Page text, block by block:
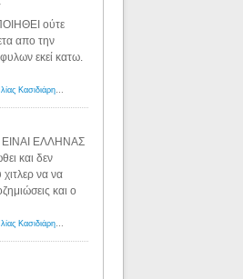
ούτε
απο την
εκεί κατω.
Αμερικανοί ρατσιστές αναρωτιούνται αν ο Ηλίας Κασιδιάρης ανήκει στη λευκή φυλή... - Λόγιος Ερμής
ΕΙΝΑΙ ΕΛΛΗΝΑΣ
και δεν
να να
και ο
Αμερικανοί ρατσιστές αναρωτιούνται αν ο Ηλίας Κασιδιάρης ανήκει στη λευκή φυλή... - Λόγιος Ερμής